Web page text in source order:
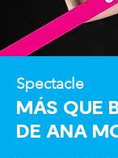
Spectacle
MÁS QUE
DE ANA